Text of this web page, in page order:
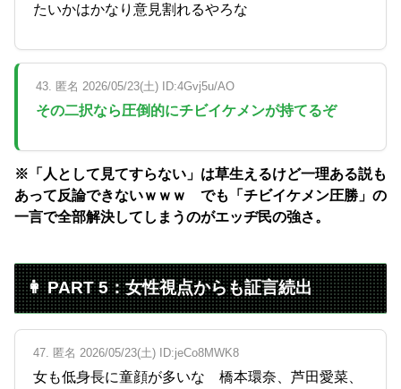
たいかはかなり意見割れるやろな
43. 匿名 2026/05/23(土) ID:4Gvj5u/AO
その二択なら圧倒的にチビイケメンが持てるぞ
※「人として見てすらない」は草生えるけど一理ある説も
あって反論できないｗｗｗ でも「チビイケメン圧勝」の
一言で全部解決してしまうのがエッヂ民の強さ。
👩 PART 5：女性視点からも証言続出
47. 匿名 2026/05/23(土) ID:jeCo8MWK8
女も低身長に童顔が多いな 橋本環奈、芦田愛菜、